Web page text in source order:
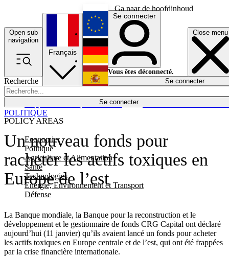
Ga naar de hoofdinhoud
Open sub
navigation
Close menu
Recherche
Se connecter
POLICY AREAS
Economie
Politique
Agriculture et Alimentation
Santé
Technologies
Energie, Environnement et Transport
Défense
Économie
Français
English
Deutsch
Español
Se connecter
Vous êtes déconnecté.
Se connecter
Un nouveau fonds pour
racheter les actifs toxiques en
Europe de l’est
La Banque mondiale, la Banque pour la reconstruction et le
développement et le gestionnaire de fonds CRG Capital ont déclaré
aujourd’hui (11 janvier) qu’ils avaient lancé un fonds pour acheter
les actifs toxiques en Europe centrale et de l’est, qui ont été frappées
par la crise financière internationale.
POLITIQUE